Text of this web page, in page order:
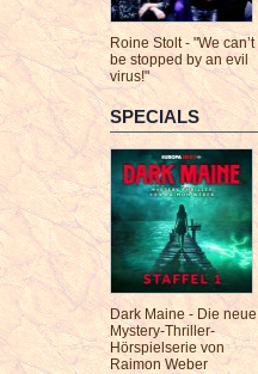
Roine Stolt - "We can’t
be stopped by an evil
virus!"
SPECIALS
Dark Maine - Die neue
Mystery-Thriller-
Hörspielserie von
Raimon Weber